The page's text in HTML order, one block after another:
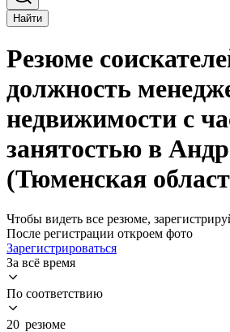
Найти
Резюме
должность
недвижимости с
занятостью в
(Тюменская
Чтобы видеть все резюме,
После регистрации откроем фото
Зарегистрироваться
За всё время
По соответствию
20 резюме